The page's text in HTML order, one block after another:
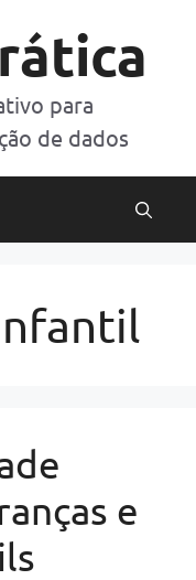
para
de dados
e